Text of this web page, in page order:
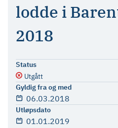
lodde i
2018
Status
Utgått
Gyldig fra og med
06.03.2018
Utløpsdato
01.01.2019